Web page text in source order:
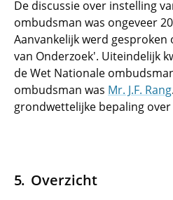
De discussie over instelling
ombudsman was ongeveer
Aanvankelijk werd gesproken
van Onderzoek'. Uiteindelijk
de Wet Nationale
ombudsman was Mr. J.F. Rang
grondwettelijke bepaling
Overzicht